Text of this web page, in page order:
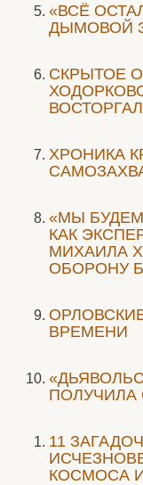
«ВСЁ
ДЫМОВОЙ
СКРЫТОЕ
ХРОНИКА
«МЫ
КАК
МИХАИЛА
ОБОРОНУ
ВРЕМЕНИ
ПОЛУЧИЛА
11
КОСМОСА